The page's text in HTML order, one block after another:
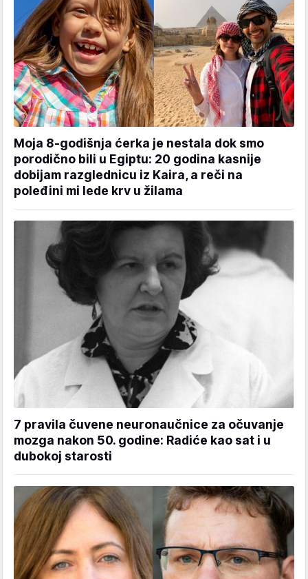
Moja 8-godišnja ćerka je nestala dok smo
porodično bili u Egiptu: 20 godina kasnije
dobijam razglednicu iz Kaira, a reči na
poleđini mi lede krv u žilama
7 pravila čuvene neuronaučnice za očuvanje
mozga nakon 50. godine: Radiće kao sat i u
dubokoj starosti